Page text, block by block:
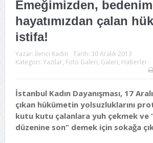
Emeğimizden,
hayatımızdan çalan
istifa!
Yazar: İlerici Kadın Tarih: 30 Aralık 2013
Kategori: Yazılar, Foto Galeri, Galeri, Haberler
İstanbul Kadın Dayanışması, 17
çıkan hükümetin yolsuzluklarını
kutu kutu çalanlara yuh çekmek ve
düzenine son” demek için sokağa